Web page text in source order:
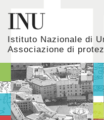
Istituto Nazionale di
Associazione di